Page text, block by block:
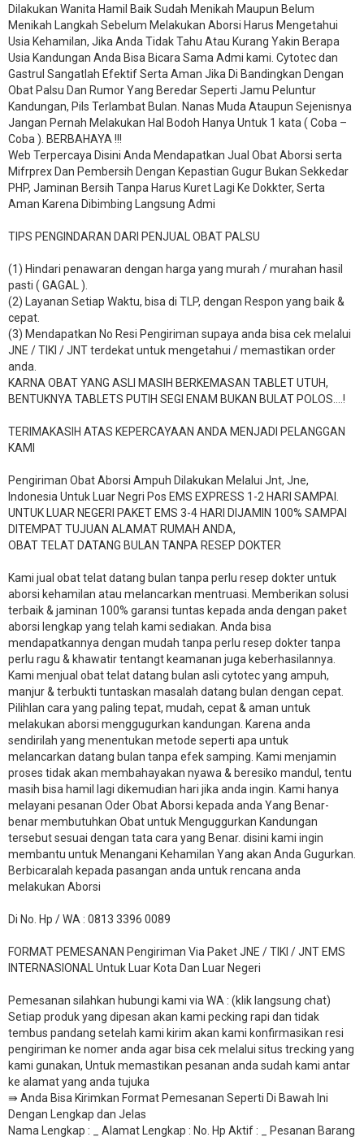
Dilakukan Wanita Hamil Baik Sudah Menikah Maupun Belum
Menikah Langkah Sebelum Melakukan Aborsi Harus Mengetahui
Usia Kehamilan, Jika Anda Tidak Tahu Atau Kurang Yakin Berapa
Usia Kandungan Anda Bisa Bicara Sama Admi kami. Cytotec dan
Gastrul Sangatlah Efektif Serta Aman Jika Di Bandingkan Dengan
Obat Palsu Dan Rumor Yang Beredar Seperti Jamu Peluntur
Kandungan, Pils Terlambat Bulan. Nanas Muda Ataupun Sejenisnya
Jangan Pernah Melakukan Hal Bodoh Hanya Untuk 1 kata ( Coba –
Coba ). BERBAHAYA !!!
Web Terpercaya Disini Anda Mendapatkan Jual Obat Aborsi serta
Mifrprex Dan Pembersih Dengan Kepastian Gugur Bukan Sekkedar
PHP, Jaminan Bersih Tanpa Harus Kuret Lagi Ke Dokkter, Serta
Aman Karena Dibimbing Langsung Admi
TIPS PENGINDARAN DARI PENJUAL OBAT PALSU
(1) Hindari penawaran dengan harga yang murah / murahan hasil
pasti ( GAGAL ).
(2) Layanan Setiap Waktu, bisa di TLP, dengan Respon yang baik &
cepat.
(3) Mendapatkan No Resi Pengiriman supaya anda bisa cek melalui
JNE / TIKI / JNT terdekat untuk mengetahui / memastikan order
anda.
KARNA OBAT YANG ASLI MASIH BERKEMASAN TABLET UTUH,
BENTUKNYA TABLETS PUTIH SEGI ENAM BUKAN BULAT POLOS….!
TERIMAKASIH ATAS KEPERCAYAAN ANDA MENJADI PELANGGAN
KAMI
Pengiriman Obat Aborsi Ampuh Dilakukan Melalui Jnt, Jne,
Indonesia Untuk Luar Negri Pos EMS EXPRESS 1-2 HARI SAMPAI.
UNTUK LUAR NEGERI PAKET EMS 3-4 HARI DIJAMIN 100% SAMPAI
DITEMPAT TUJUAN ALAMAT RUMAH ANDA,
OBAT TELAT DATANG BULAN TANPA RESEP DOKTER
Kami jual obat telat datang bulan tanpa perlu resep dokter untuk
aborsi kehamilan atau melancarkan mentruasi. Memberikan solusi
terbaik & jaminan 100% garansi tuntas kepada anda dengan paket
aborsi lengkap yang telah kami sediakan. Anda bisa
mendapatkannya dengan mudah tanpa perlu resep dokter tanpa
perlu ragu & khawatir tentangt keamanan juga keberhasilannya.
Kami menjual obat telat datang bulan asli cytotec yang ampuh,
manjur & terbukti tuntaskan masalah datang bulan dengan cepat.
Pilihlan cara yang paling tepat, mudah, cepat & aman untuk
melakukan aborsi menggugurkan kandungan. Karena anda
sendirilah yang menentukan metode seperti apa untuk
melancarkan datang bulan tanpa efek samping. Kami menjamin
proses tidak akan membahayakan nyawa & beresiko mandul, tentu
masih bisa hamil lagi dikemudian hari jika anda ingin. Kami hanya
melayani pesanan Oder Obat Aborsi kepada anda Yang Benar-
benar membutuhkan Obat untuk Menguggurkan Kandungan
tersebut sesuai dengan tata cara yang Benar. disini kami ingin
membantu untuk Menangani Kehamilan Yang akan Anda Gugurkan.
Berbicaralah kepada pasangan anda untuk rencana anda
melakukan Aborsi
Di No. Hp / WA : 0813 3396 0089
FORMAT PEMESANAN Pengiriman Via Paket JNE / TIKI / JNT EMS
INTERNASIONAL Untuk Luar Kota Dan Luar Negeri
Pemesanan silahkan hubungi kami via WA : (klik langsung chat)
Setiap produk yang dipesan akan kami pecking rapi dan tidak
tembus pandang setelah kami kirim akan kami konfirmasikan resi
pengiriman ke nomer anda agar bisa cek melalui situs trecking yang
kami gunakan, Untuk memastikan pesanan anda sudah kami antar
ke alamat yang anda tujuka
⇛ Anda Bisa Kirimkan Format Pemesanan Seperti Di Bawah Ini
Dengan Lengkap dan Jelas
Nama Lengkap : _ Alamat Lengkap : No. Hp Aktif : _ Pesanan Barang